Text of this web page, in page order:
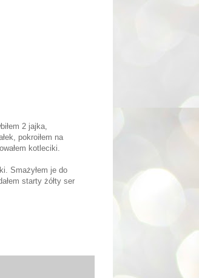
2 jajka,
pokroiłem na
kotleciki.
Smażyłem je do
starty żółty ser